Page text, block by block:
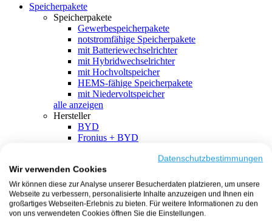
Speicherpakete
Speicherpakete
Gewerbespeicherpakete
notstromfähige Speicherpakete
mit Batteriewechselrichter
mit Hybridwechselrichter
mit Hochvoltspeicher
HEMS-fähige Speicherpakete
mit Niedervoltspeicher
alle anzeigen
Hersteller
BYD
Fronius + BYD
SMA + BYD
EcoFlow
EcoFlow + EcoFlow
FENECON
FENECON + FENECON
Datenschutzbestimmungen
Wir verwenden Cookies
Wir können diese zur Analyse unserer Besucherdaten platzieren, um unsere
Webseite zu verbessern, personalisierte Inhalte anzuzeigen und Ihnen ein
großartiges Webseiten-Erlebnis zu bieten. Für weitere Informationen zu den
von uns verwendeten Cookies öffnen Sie die Einstellungen.